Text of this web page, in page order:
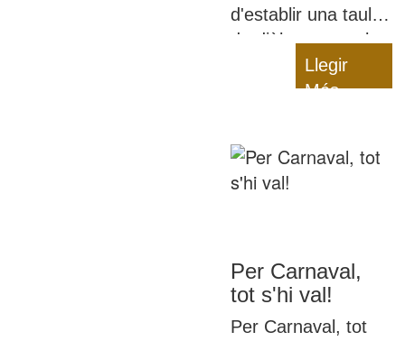
d'establir una taula
de diàleg entre els
diversos agents
l'alimentació dels
infants per a
assegurar-ne la
Llegir
Més
Per Carnaval,
tot s'hi val!
Per Carnaval, tot